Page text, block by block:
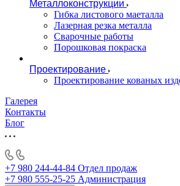
Металлоконструкции
Гибка листового маеталла
Лазерная резка металла
Сварочные работы
Порошковая покраска
Проектирование
Проектирование кованых
Галерея
Контакты
Блог
+7 980 244-44-84 Отдел продаж
+7 980 555-25-25 Администрация